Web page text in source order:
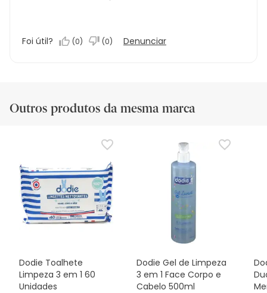
Foi útil? (0) (0) Denunciar
Outros produtos da mesma marca
Dodie Toalhete
Limpeza 3 em 1 60
Unidades
Dodie Gel de Limpeza
3 em 1 Face Corpo e
Cabelo 500ml